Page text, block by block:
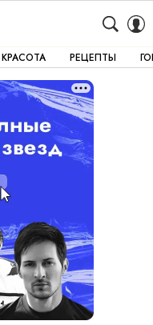
КРАСОТА РЕЦЕПТЫ